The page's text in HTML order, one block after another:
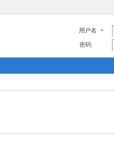
用户名
密码